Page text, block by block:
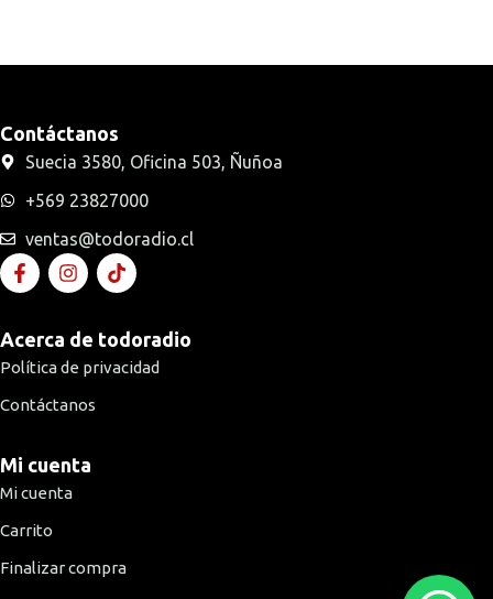
Contáctanos
Suecia 3580, Oficina 503, Ñuñoa
+569 23827000
ventas@todoradio.cl
Acerca de todoradio
Política de privacidad
Contáctanos
Mi cuenta
Mi cuenta
Carrito
Finalizar compra